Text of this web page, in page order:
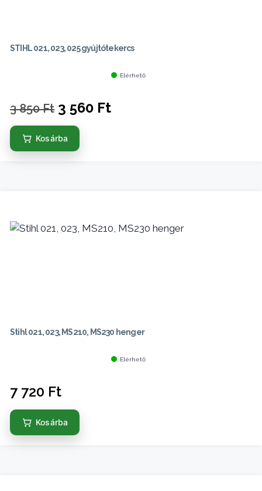
STIHL 021, 023, 025 gyújtótekercs
Elérhető
3 850Ft Original
price
was:
3 560 FtCurrent
Kosárba
Stihl 021, 023, MS210, MS230 henger
Elérhető
7 720 Ft
Kosárba